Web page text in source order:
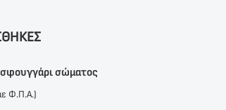
σώματος
Φ.Π.Α.)